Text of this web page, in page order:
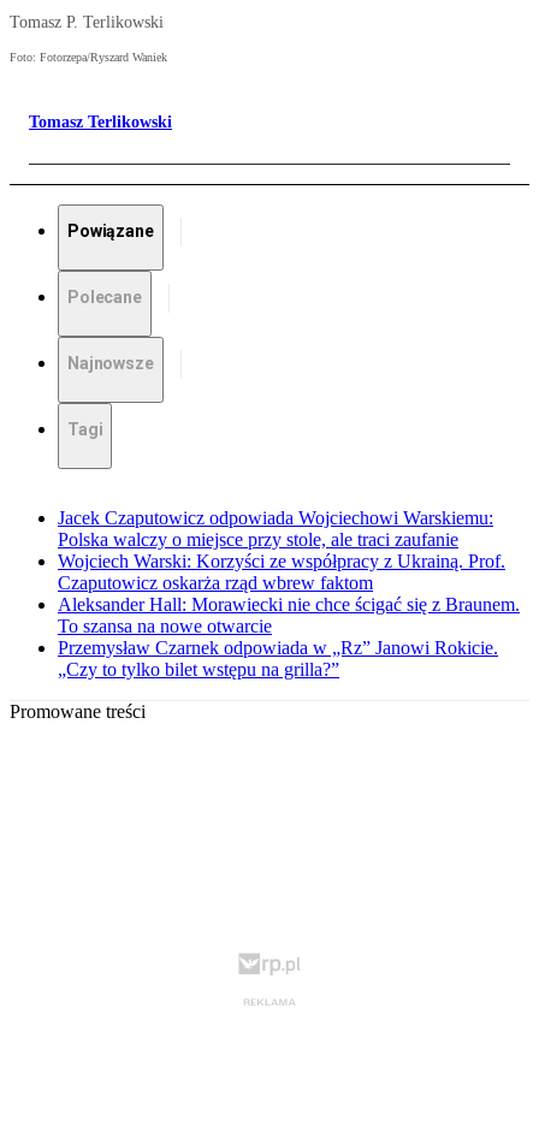
Tomasz P. Terlikowski
Foto: Fotorzepa/Ryszard Waniek
Tomasz Terlikowski
Powiązane
Polecane
Najnowsze
Tagi
Jacek Czaputowicz odpowiada Wojciechowi Warskiemu:
Polska walczy o miejsce przy stole, ale traci zaufanie
Wojciech Warski: Korzyści ze współpracy z Ukrainą. Prof.
Czaputowicz oskarża rząd wbrew faktom
Aleksander Hall: Morawiecki nie chce ścigać się z Braunem.
To szansa na nowe otwarcie
Przemysław Czarnek odpowiada w „Rz” Janowi Rokicie.
„Czy to tylko bilet wstępu na grilla?”
Promowane treści